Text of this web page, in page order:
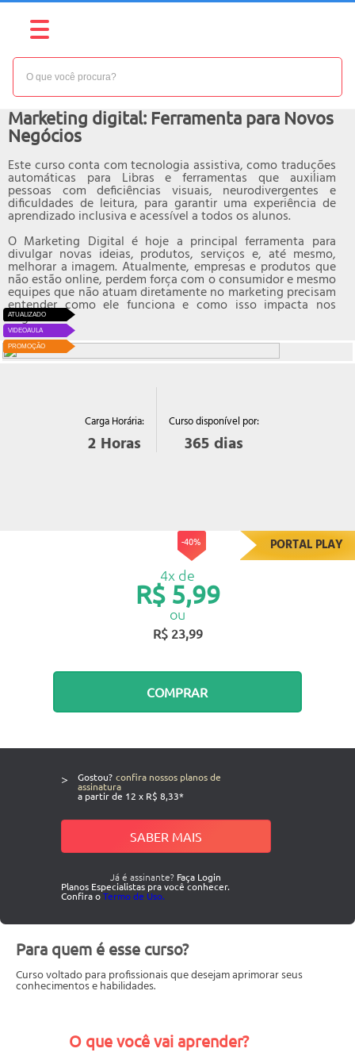
ATUALIZADO
VIDEOAULA
PROMOÇÃO
Carga Horária:
2 Horas
Curso disponível por:
365 dias
NÍVEL: BÁSICO
Marketing digital: Ferramenta para Novos
Negócios
Este curso conta com tecnologia assistiva, como traduções
automáticas para Libras e ferramentas que auxiliam
pessoas com deficiências visuais, neurodivergentes e
dificuldades de leitura, para garantir uma experiência de
aprendizado inclusiva e acessível a todos os alunos.
O Marketing Digital é hoje a principal ferramenta para
divulgar novas ideias, produtos, serviços e, até mesmo,
melhorar a imagem. Atualmente, empresas e produtos que
não estão online, perdem força com o consumidor e mesmo
equipes que não atuam diretamente no marketing precisam
entender como ele funciona e como isso impacta nos
negócios.
-40% PORTAL PLAY
R$ 23,99
4x de
R$ 5,99
ou
COMPRAR
> Gostou? confira nossos planos de
assinatura
a partir de 12 x R$ 8,33*
SABER MAIS
Já é assinante? Faça Login
Planos Especialistas pra você conhecer.
Confira oTermo de Uso.
Para quem é esse curso?
Curso voltado para profissionais que desejam aprimorar seus
conhecimentos e habilidades.
O que você vai aprender?